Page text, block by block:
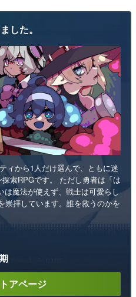
した。
ィから1人だけ選んで、ともに迷
索RPGです。 ただし勇者は「は
は魔法が使えず、戦士は可愛らし
拝しています。誰を救うのかを
アページ